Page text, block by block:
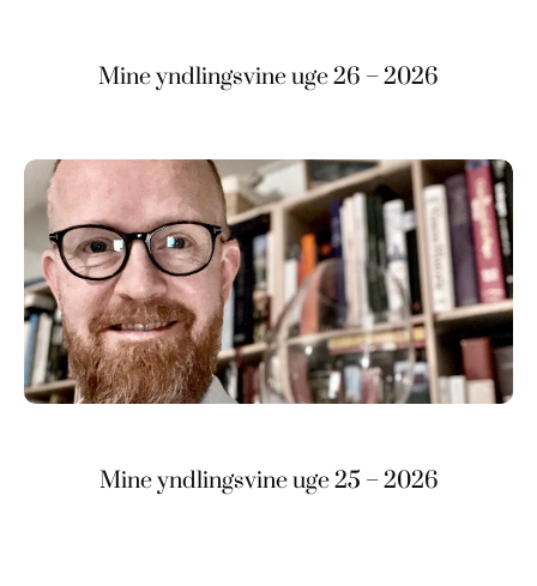
Mine yndlingsvine uge 26 – 2026
Mine yndlingsvine uge 25 – 2026